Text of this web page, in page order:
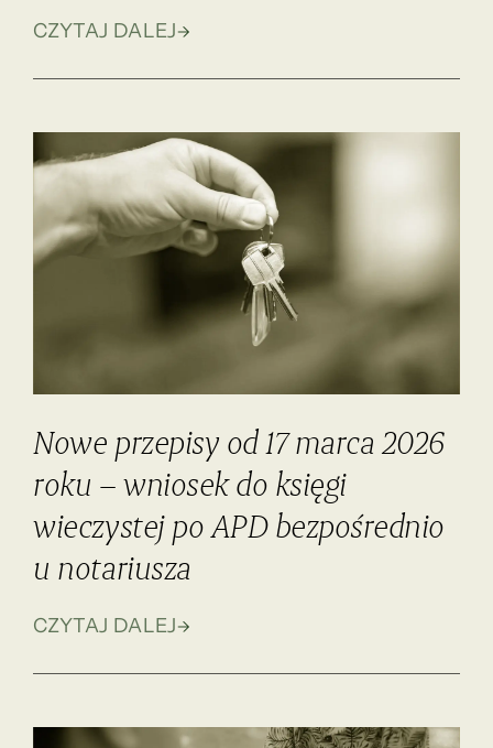
CZYTAJ DALEJ
Nowe przepisy od 17 marca 2026
roku – wniosek do księgi
wieczystej po APD bezpośrednio
u notariusza
CZYTAJ DALEJ